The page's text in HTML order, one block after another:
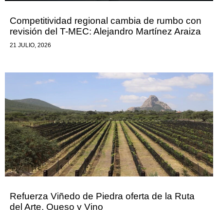
Competitividad regional cambia de rumbo con
revisión del T-MEC: Alejandro Martínez Araiza
21 JULIO, 2026
Refuerza Viñedo de Piedra oferta de la Ruta
del Arte, Queso y Vino